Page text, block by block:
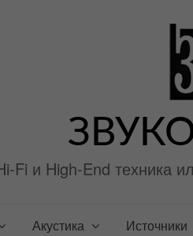
Fi и High-End техника
Акустика Источники